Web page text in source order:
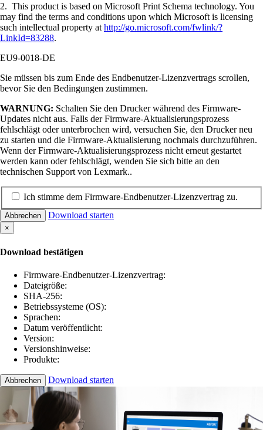
2. This product is based on Microsoft Print Schema technology. You
may find the terms and conditions upon which Microsoft is licensing
such intellectual property at http://go.microsoft.com/fwlink/?
LinkId=83288.
EU9-0018-DE
Sie müssen bis zum Ende des Endbenutzer-Lizenzvertrags scrollen,
bevor Sie den Bedingungen zustimmen.
WARNUNG: Schalten Sie den Drucker während des Firmware-
Updates nicht aus. Falls der Firmware-Aktualisierungsprozess
fehlschlägt oder unterbrochen wird, versuchen Sie, den Drucker neu
zu starten und die Firmware-Aktualisierung nochmals durchzuführen.
Wenn der Firmware-Aktualisierungsprozess nicht erneut gestartet
werden kann oder fehlschlägt, wenden Sie sich bitte an den
technischen Support von Lexmark..
Ich stimme dem Firmware-Endbenutzer-Lizenzvertrag zu.
Abbrechen Download starten
×
Download bestätigen
Firmware-Endbenutzer-Lizenzvertrag:
Dateigröße:
SHA-256:
Betriebssysteme (OS):
Sprachen:
Datum veröffentlicht:
Version:
Versionshinweise:
Produkte:
Abbrechen Download starten